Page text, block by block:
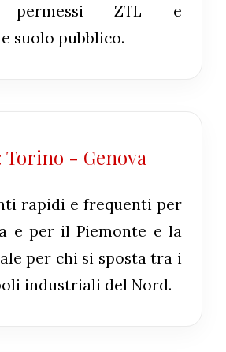
permessi ZTL e
suolo pubblico.
Torino - Genova
rapidi e frequenti per
e per il Piemonte e la
per chi si sposta tra i
industriali del Nord.